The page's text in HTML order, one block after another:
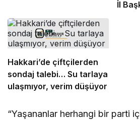
İl
Hakkari’de çiftçilerden
sondaj talebi… Su tarlaya
ulaşmıyor, verim düşüyor
“Yaşananlar herhangi bir parti